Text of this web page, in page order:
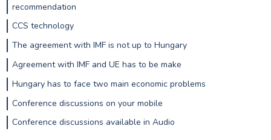
recommendation
CCS technology
The agreement with IMF is not up to Hungary
Agreement with IMF and UE has to be make
Hungary has to face two main economic problems
Conference discussions on your mobile
Conference discussions available in Audio